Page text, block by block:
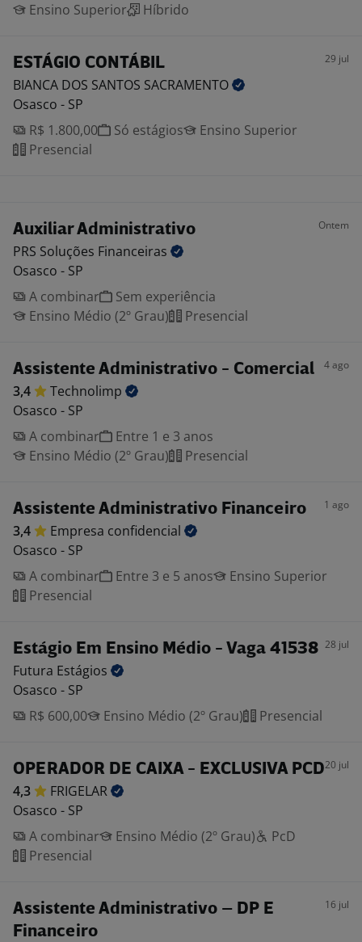
Ensino Superior
Híbrido
ESTÁGIO CONTÁBIL 29 jul
BIANCA DOS SANTOS SACRAMENTO
Osasco - SP
R$ 1.800,00
Só estágios
Ensino Superior
Presencial
Auxiliar Administrativo Ontem
PRS Soluções Financeiras
Osasco - SP
A combinar
Sem experiência
Ensino Médio (2º Grau)
Presencial
Assistente Administrativo - Comercial 4 ago
3,4
Technolimp
Osasco - SP
A combinar
Entre 1 e 3 anos
Ensino Médio (2º Grau)
Presencial
Assistente Administrativo Financeiro 1 ago
3,4 Empresa confidencial
Osasco - SP
A combinar
Entre 3 e 5 anos
Ensino Superior
Presencial
Estágio Em Ensino Médio - Vaga 41538 28 jul
Futura Estágios
Osasco - SP
R$ 600,00
Ensino Médio (2º Grau) Presencial
OPERADOR DE CAIXA - EXCLUSIVA PCD20 jul
4,3
FRIGELAR
Osasco - SP
A combinar
Ensino Médio (2º Grau)
PcD
Presencial
Assistente Administrativo – DP E
Financeiro
16 jul